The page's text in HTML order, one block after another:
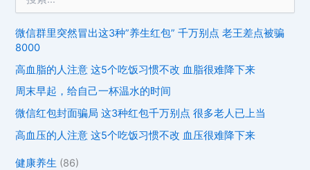
微信群里突然冒出这3种”养生红包” 千万别点 老王差点被骗
8000
高血脂的人注意 这5个吃饭习惯不改 血脂很难降下来
周末早起，给自己一杯温水的时间
微信红包封面骗局 这3种红包千万别点 很多老人已上当
高血压的人注意 这5个吃饭习惯不改 血压很难降下来
健康养生 (86)